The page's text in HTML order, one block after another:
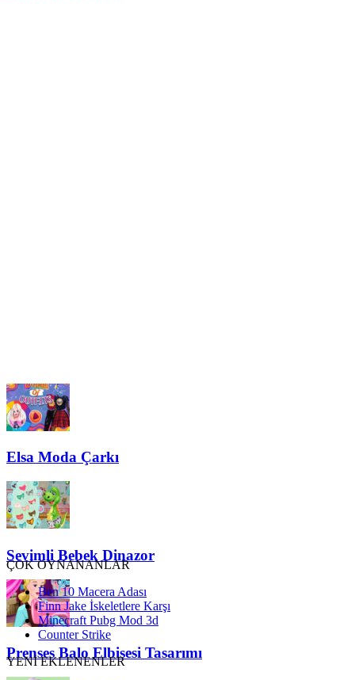
Elsa Moda Çarkı
Sevimli Bebek Dinazor
Prenses Balo Elbisesi Tasarımı
ÇOK OYNANANLAR
Ben 10 Macera Adası
Finn Jake İskeletlere Karşı
Minecraft Pubg Mod 3d
Counter Strike
YENİ EKLENENLER